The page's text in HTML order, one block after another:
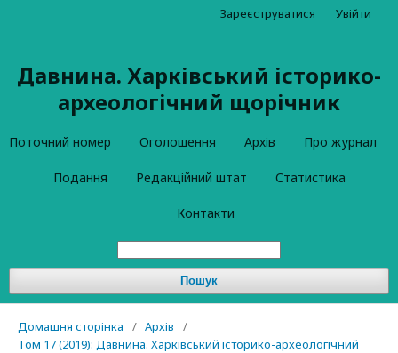
Давнина. Харківський історико-
археологічний щорічник
Поточний номер Оголошення Архів Про журнал
Подання Редакційний штат Статистика
Контакти
Пошук
Зареєструватися Увійти
Домашня сторінка / Архів
/
Том 17 (2019): Давнина. Харківський історико-археологічний